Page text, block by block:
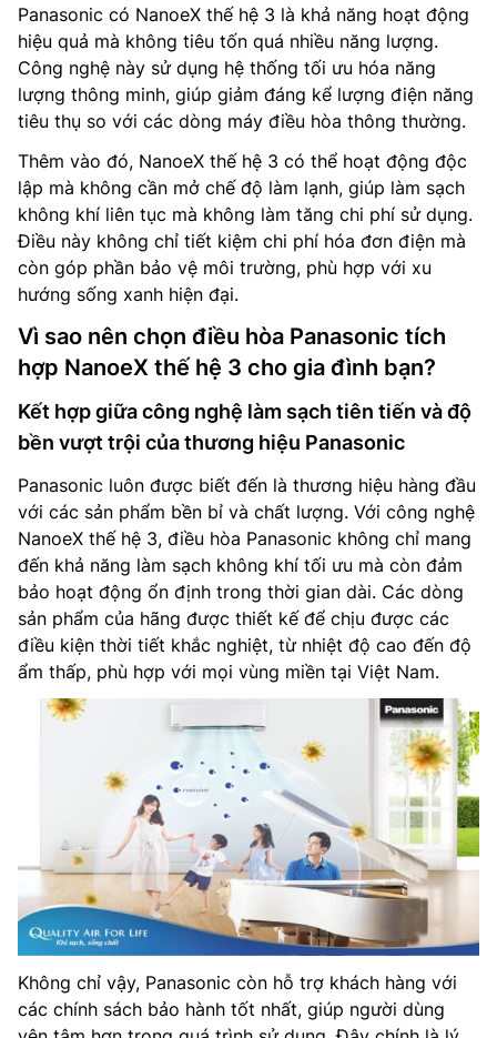
Panasonic có NanoeX thế hệ 3 là khả năng hoạt động
hiệu quả mà không tiêu tốn quá nhiều năng lượng.
Công nghệ này sử dụng hệ thống tối ưu hóa năng
lượng thông minh, giúp giảm đáng kể lượng điện năng
tiêu thụ so với các dòng máy điều hòa thông thường.
Thêm vào đó, NanoeX thế hệ 3 có thể hoạt động độc
lập mà không cần mở chế độ làm lạnh, giúp làm sạch
không khí liên tục mà không làm tăng chi phí sử dụng.
Điều này không chỉ tiết kiệm chi phí hóa đơn điện mà
còn góp phần bảo vệ môi trường, phù hợp với xu
hướng sống xanh hiện đại.
Vì sao nên chọn điều hòa Panasonic tích
hợp NanoeX thế hệ 3 cho gia đình bạn?
Kết hợp giữa công nghệ làm sạch tiên tiến và độ
bền vượt trội của thương hiệu Panasonic
Panasonic luôn được biết đến là thương hiệu hàng đầu
với các sản phẩm bền bỉ và chất lượng. Với công nghệ
NanoeX thế hệ 3, điều hòa Panasonic không chỉ mang
đến khả năng làm sạch không khí tối ưu mà còn đảm
bảo hoạt động ổn định trong thời gian dài. Các dòng
sản phẩm của hãng được thiết kế để chịu được các
điều kiện thời tiết khắc nghiệt, từ nhiệt độ cao đến độ
ẩm thấp, phù hợp với mọi vùng miền tại Việt Nam.
Không chỉ vậy, Panasonic còn hỗ trợ khách hàng với
các chính sách bảo hành tốt nhất, giúp người dùng